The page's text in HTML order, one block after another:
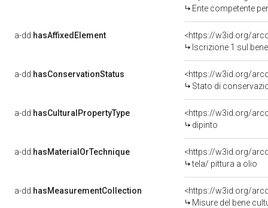
Ente competente
a-dd:hasAffixedElement
<https://w3id.org/
Iscrizione 1 sul
a-dd:hasConservationStatus
<https://w3id.org/
Stato di
a-dd:hasCulturalPropertyType
<https://w3id.org/
dipinto
a-dd:hasMaterialOrTechnique
<https://w3id.org/
tela/ pittura a olio
a-dd:hasMeasurementCollection
<https://w3id.org/
Misure del bene